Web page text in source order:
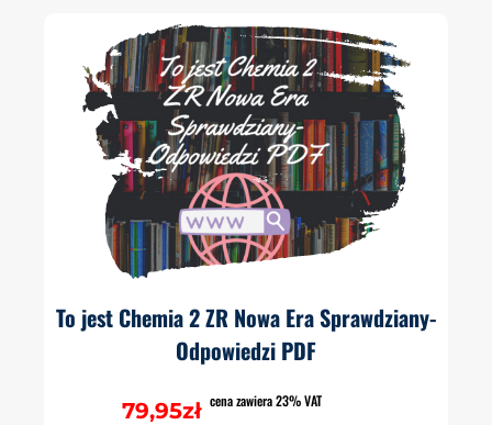
To jest Chemia 2 ZR Nowa Era Sprawdziany-
Odpowiedzi PDF
79,95zł cena zawiera 23% VAT